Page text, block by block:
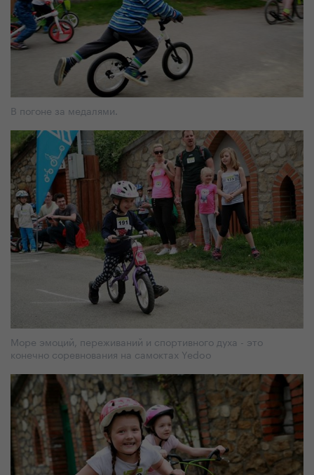
В погоне за медалями.
Море эмоций, переживаний и спортивного духа - это
конечно соревнования на самоктах Yedoo